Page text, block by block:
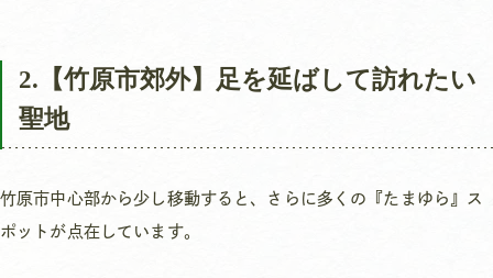
2.【竹原市郊外】足を延ばして訪れたい
聖地
竹原市中心部から少し移動すると、さらに多くの『たまゆら』ス
ポットが点在しています。